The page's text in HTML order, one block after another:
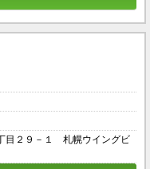
目２９－１ 札幌ウイングビ